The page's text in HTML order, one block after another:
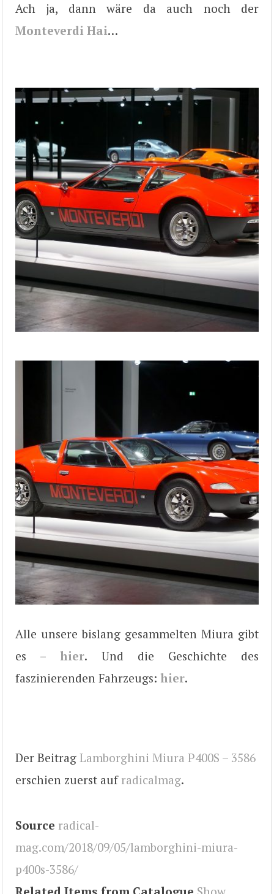
Ach ja, dann wäre da auch noch der
Monteverdi Hai…
Alle unsere bislang gesammelten Miura gibt
es –hier. Und die Geschichte des
faszinierenden Fahrzeugs: hier.
Der Beitrag Lamborghini Miura P400S – 3586
erschien zuerst auf radicalmag.
Source radical-
mag.com/2018/09/05/lamborghini-miura-
p400s-3586/